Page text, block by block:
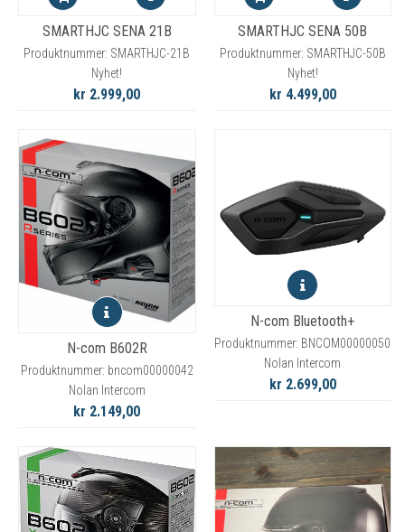
SMARTHJC SENA 21B
Produktnummer: SMARTHJC-21B
Nyhet!
kr 2.999,00
SMARTHJC SENA 50B
Produktnummer: SMARTHJC-50B
Nyhet!
kr 4.499,00
N-com B602R
Produktnummer: bncom00000042
Nolan Intercom
kr 2.149,00
N-com Bluetooth+
Produktnummer: BNCOM00000050
Nolan Intercom
kr 2.699,00